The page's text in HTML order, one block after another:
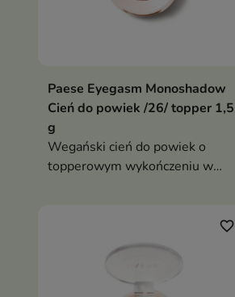
Paese Eyegasm Monoshadow
Cień do powiek /26/ topper 1,5
g
Wegański cień do powiek o
topperowym wykończeniu w
pochodzenia naturalnego i
część powieki.
favorite_border